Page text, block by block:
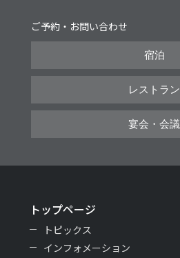
ご予約・お問い合わせ
宿泊
レストラン
宴会・会議
トップページ
トピックス
インフォメーション